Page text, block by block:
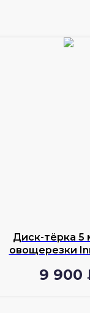
Диск-тёрка 5
овощерезки
9 900